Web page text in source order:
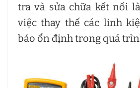
tra và sửa chữa kết nối
việc thay thế các linh
bảo ổn định trong quá